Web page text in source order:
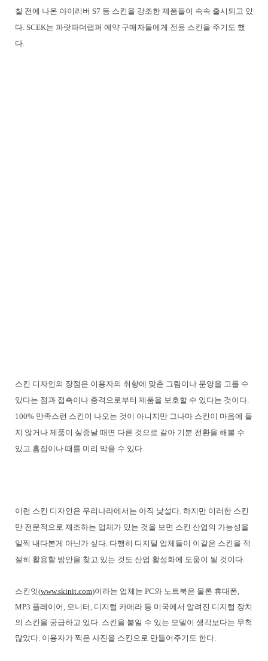
칠 전에 나온 아이리버 S7 등 스킨을 강조한 제품들이 속속 출시되고 있
다. SCEK는 파랏파더랩퍼 예약 구매자들에게 전용 스킨을 주기도 했
다.
스킨 디자인의 장점은 이용자의 취향에 맞춘 그림이나 문양을 고를 수
있다는 점과 접촉이나 충격으로부터 제품을 보호할 수 있다는 것이다.
100% 만족스런 스킨이 나오는 것이 아니지만 그나마 스킨이 마음에 들
지 않거나 제품이 실증날 때면 다른 것으로 갈아 기분 전환을 해볼 수
있고 흠집이나 때를 미리 막을 수 있다.
이런 스킨 디자인은 우리나라에서는 아직 낯설다. 하지만 이러한 스킨
만 전문적으로 제조하는 업체가 있는 것을 보면 스킨 산업의 가능성을
일찍 내다본게 아닌가 싶다. 다행히 디지털 업체들이 이같은 스킨을 적
절히 활용할 방안을 찾고 있는 것도 산업 활성화에 도움이 될 것이다.
스킨잇(www.skinit.com)이라는 업체는 PC와 노트북은 물론 휴대폰,
MP3 플레이어, 모니터, 디지털 카메라 등 미국에서 알려진 디지털 장치
의 스킨을 공급하고 있다. 스킨을 붙일 수 있는 모델이 생각보다는 무척
많았다. 이용자가 찍은 사진을 스킨으로 만들어주기도 한다.